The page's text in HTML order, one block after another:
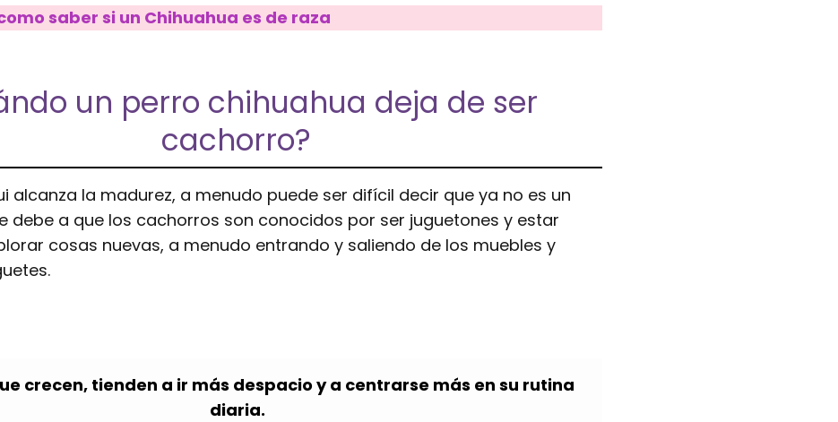
saber si un Chihuahua es de raza
un perro chihuahua deja de ser
cachorro?
alcanza la madurez, a menudo puede ser difícil decir que ya no es un
debe a que los cachorros son conocidos por ser juguetones y estar
cosas nuevas, a menudo entrando y saliendo de los muebles y
crecen, tienden a ir más despacio y a centrarse más en su rutina
diaria.